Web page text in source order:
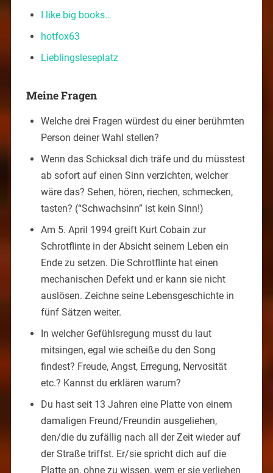
I like big books…
hotfox63
Lieblingsleseplatz
Meine Fragen
Welche drei Fragen würdest du einer berühmten
Person deiner Wahl stellen?
Wenn das Schicksal dich träfe und du müsstest
ab sofort auf einen Sinn verzichten, welcher
wäre das? Sehen, hören, riechen, schmecken,
tasten? (“Schwachsinn” ist kein Sinn!)
Am 5. April 1994 greift Kurt Cobain zur
Schrotflinte in der Absicht seinem Leben ein
Ende zu setzen. Die Schrotflinte hat einen
mechanischen Defekt und er kann sie nicht
auslösen. Zeichne seine Lebensgeschichte in
fünf Sätzen weiter.
In welcher Gefühlsregung musst du laut
mitsingen, egal wie scheiße du den Song
findest? Freude, Angst, Erregung, Nervosität
etc.? Kannst du erklären warum?
Du hast seit 13 Jahren eine Platte von einem
damaligen Freund/Freundin ausgeliehen,
den/die du zufällig nach all der Zeit wieder auf
der Straße triffst. Er/sie spricht dich auf die
Platte an, ohne zu wissen, wem er sie verliehen